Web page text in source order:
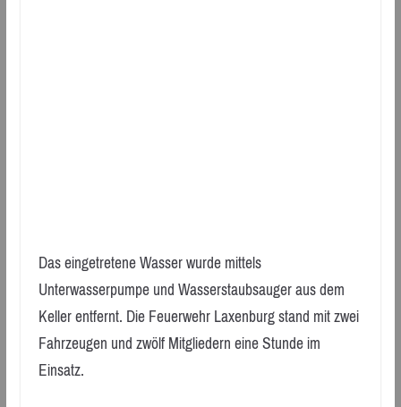
Das eingetretene Wasser wurde mittels
Unterwasserpumpe und Wasserstaubsauger aus dem
Keller entfernt. Die Feuerwehr Laxenburg stand mit zwei
Fahrzeugen und zwölf Mitgliedern eine Stunde im
Einsatz.